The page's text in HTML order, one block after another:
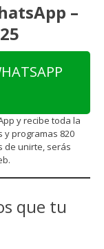
–
y recibe toda la
programas 820
de unirte, serás
que tu